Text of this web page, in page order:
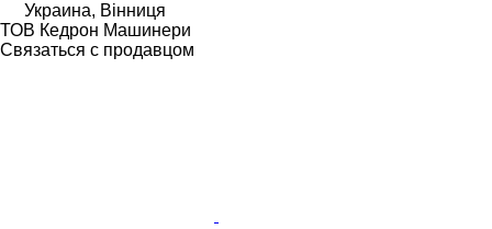
Украина, Вінниця
ТОВ Кедрон Машинери
Связаться с продавцом